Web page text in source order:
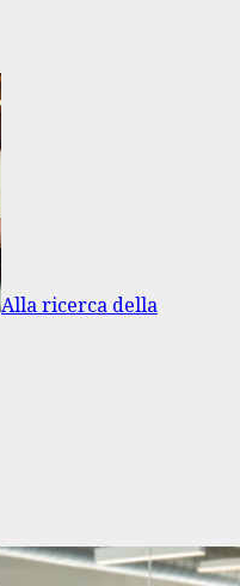
Alla ricerca della